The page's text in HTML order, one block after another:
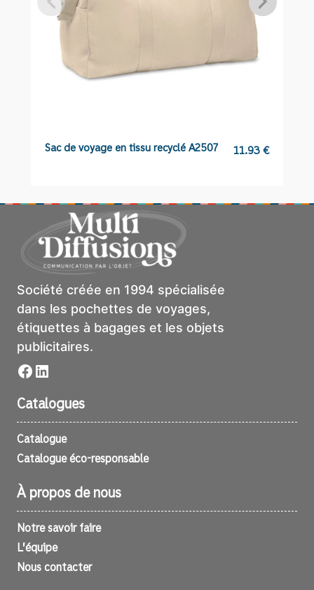
Sac de voyage en tissu recyclé A2507 11.93€
Société créée en 1994 spécialisée
dans les pochettes de voyages,
étiquettes à bagages et les objets
publicitaires.
Facebook
LinkedIn
Catalogues
Catalogue
Catalogue éco-responsable
À propos de nous
Notre savoir faire
L’équipe
Nous contacter